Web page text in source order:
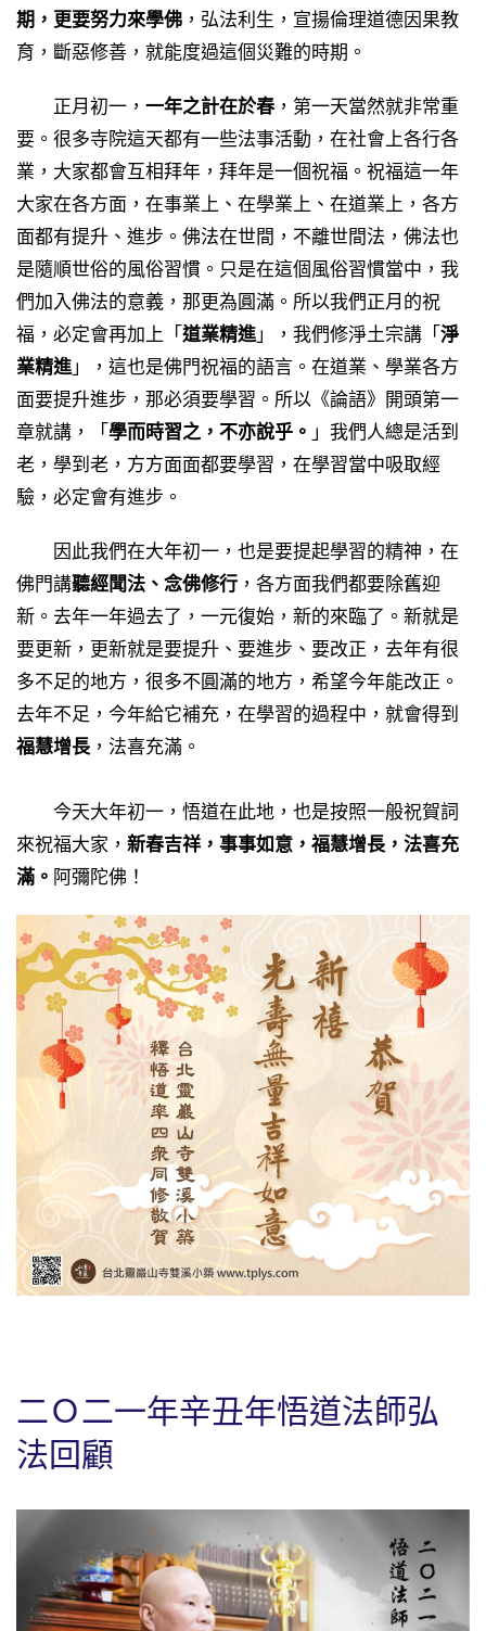
期，更要努力來學佛 ，弘法利生，宣揚倫理道德因果教
育，斷惡修善，就能度過這個災難的時期。
正月初一， 一年之計在於春，第一天當然就非常重
要。很多寺院這天都有一些法事活動，在社會上各行各
業，大家都會互相拜年，拜年是一個祝福。祝福這一年
大家在各方面，在事業上、在學業上、在道業上，各方
面都有提升、進步。佛法在世間，不離世間法，佛法也
是隨順世俗的風俗習慣。只是在這個風俗習慣當中，我
們加入佛法的意義，那更為圓滿。所以我們正月的祝
福，必定會再加上「 道業精進」，我們修淨土宗講「 淨
業精進」，這也是佛門祝福的語言。在道業、學業各方
面要提升進步，那必須要學習。所以《論語》開頭第一
章就講，「 學而時習之，不亦說乎。 」我們人總是活到
老，學到老，方方面面都要學習，在學習當中吸取經
驗，必定會有進步。
因此我們在大年初一，也是要提起學習的精神，在
佛門講聽經聞法、念佛修行 ，各方面我們都要除舊迎
新。去年一年過去了，一元復始，新的來臨了。新就是
要更新，更新就是要提升、要進步、要改正，去年有很
多不足的地方，很多不圓滿的地方，希望今年能改正。
去年不足，今年給它補充，在學習的過程中，就會得到
福慧增長 ，法喜充滿。
今天大年初一，悟道在此地，也是按照一般祝賀詞
來祝福大家， 新春吉祥，事事如意，福慧增長，法喜充
滿。 阿彌陀佛！
二Ｏ二一年辛丑年悟道法師弘
法回顧